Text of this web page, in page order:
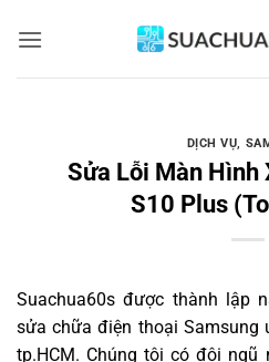
qua
DỊCH VỤ,
Sửa Lỗi Màn Hình
S10 Plus
Suachua60s được thành lập
sửa chữa điện thoại Samsung
tp.HCM. Chúng tôi có đội ngũ